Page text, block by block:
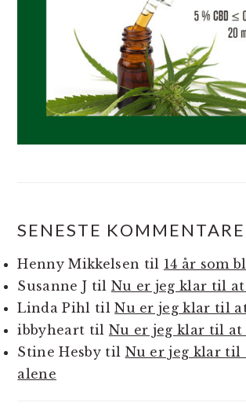
SENESTE
Henny Mikkelsen til 14 år som
Susanne J til Nu er jeg klar til at
Linda Pihl tilNu er jeg klar til
ibbyheart til Nu er jeg klar til at
Stine Hesbytil Nu er jeg klar til
alene